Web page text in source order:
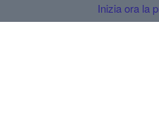
Inizia ora la